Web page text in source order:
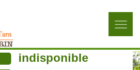
indisponible